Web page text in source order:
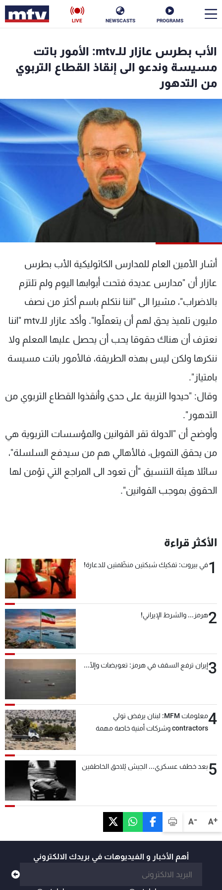
PROGRAMS
NEWSCASTS
LIVE
A+
A-
الأب بطرس عازار للـmtv: الأمور باتت
مسيسة وندعو الى إنقاذ القطاع التربوي
من التدهور
أشار الأمين العام للمدارس الكاثوليكية الأب بطرس
عازار أن "مدارس عديدة فتحت أبوابها اليوم ولم تلتزم
بالاضراب"، مشيرا الى "اننا نتكلم باسم أكثر من نصف
مليون تلميذ يحق لهم أن يتعملّوا". وأكد عازار للـmtv "اننا
نعترف أن هناك حقوقا يحب أن يحصل عليها المعلم ولا
ننكرها ولكن ليس بهذه الطريقة، فالأمور باتت مسيسة
بامتياز".
وقال: "حيدوا التربية على حدى وأنقذوا القطاع التربوي من
التدهور".
وأوضح أن "الدولة تقر القوانين والمؤسسات التربوية هي
من يحقق التمويل، فالأهالي هم من سيدفع السلسلة"،
سائلا هيئة التنسيق "أن تعود الى المراجع التي تؤمن لها
الحقوق بموجب القوانين".
الأكثر قراءة
1في بيروت: تفكيك شبكتين منظّمتين للدعارة!
2هرمز... والشرط الإيراني!
3إيران ترفع السقف في هرمز: تعويضات وإلّا...
4
معلومات MFM: لبنان يرفض تولي
contractors وشركات أمنية خاصة مهمة
5بعد خطف عسكري... الجيش يُلاحق الخاطفين
أهم الأخبار و الفيديوهات في بريدك الالكتروني
سياسة
إقتصاد فن
منوعات رياضة
كأس العالم
البرامج
جدول البرامج
شاهد البرامج
الترددات
عن MTV
الإنـتـاج
لاعلاناتكم
وظائف
تواصل معنا
شروط الإسـتخدام
سياسة الخصوصية